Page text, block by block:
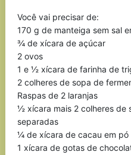
Você vai precisar de:
170 g de manteiga sem sal
¾ de xícara de açúcar
2 ovos
1 e ½ xícara de farinha de
2 colheres de sopa de
Raspas de 2 laranjas
½ xícara mais 2 colheres de
separadas
¼ de xícara de cacau em pó
1 xícara de gotas de